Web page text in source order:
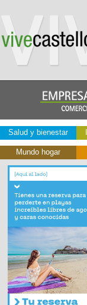
Salud y bienestar
Mundo hogar